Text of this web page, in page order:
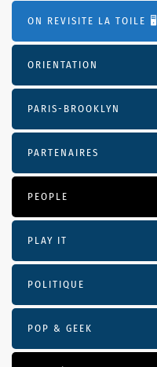
ON REVISITE LA TOILE 🖥️
ORIENTATION
PARIS-BROOKLYN
PARTENAIRES
PEOPLE
PLAY IT
POLITIQUE
POP & GEEK